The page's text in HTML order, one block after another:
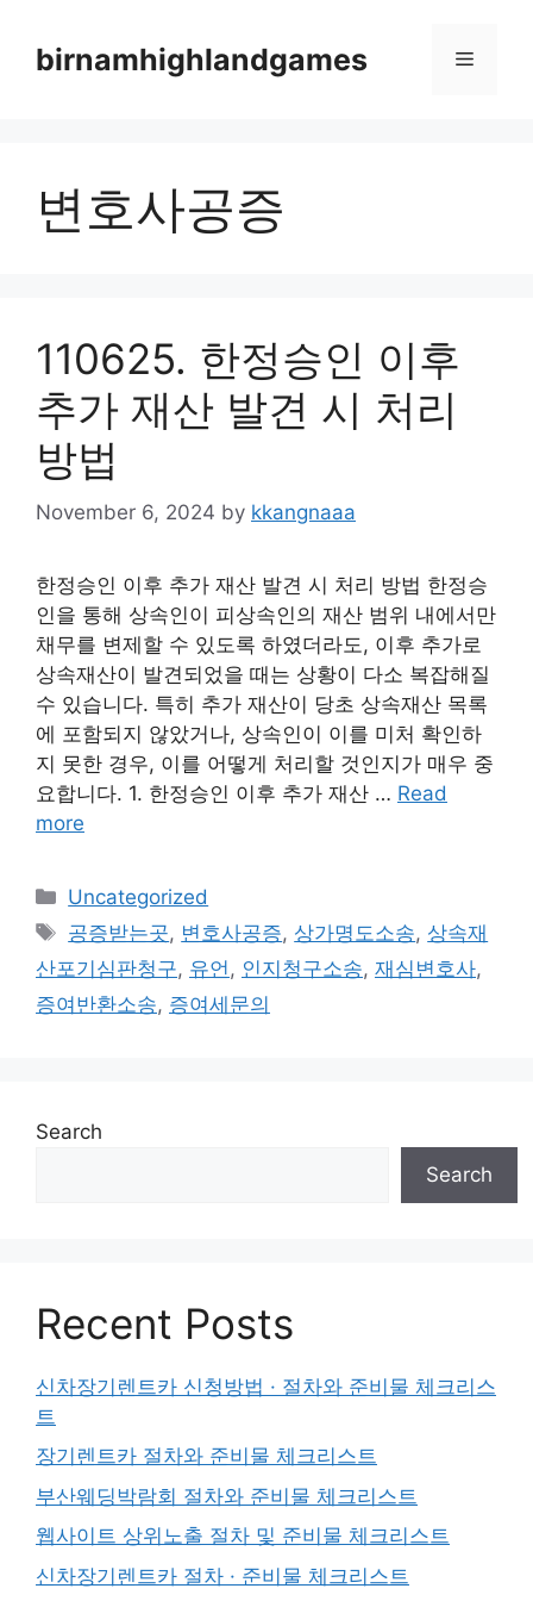
contentbirnamhighlandgames Menu
변호사공증
110625. 한정승인 이후
추가 재산 발견 시 처리
방법
November 6, 2024 by kkangnaaa
한정승인 이후 추가 재산 발견 시 처리 방법 한정승
인을 통해 상속인이 피상속인의 재산 범위 내에서만
채무를 변제할 수 있도록 하였더라도, 이후 추가로
상속재산이 발견되었을 때는 상황이 다소 복잡해질
수 있습니다. 특히 추가 재산이 당초 상속재산 목록
에 포함되지 않았거나, 상속인이 이를 미처 확인하
지 못한 경우, 이를 어떻게 처리할 것인지가 매우 중
요합니다. 1. 한정승인 이후 추가 재산 … Read
more
Categories
Uncategorized
Tags
공증받는곳, 변호사공증, 상가명도소송, 상속재
산포기심판청구, 유언 , 인지청구소송, 재심변호사,
증여반환소송, 증여세문의
Search
Search
Recent Posts
신차장기렌트카 신청방법 · 절차와 준비물 체크리스
트
장기렌트카 절차와 준비물 체크리스트
부산웨딩박람회 절차와 준비물 체크리스트
웹사이트 상위노출 절차 및 준비물 체크리스트
신차장기렌트카 절차 · 준비물 체크리스트